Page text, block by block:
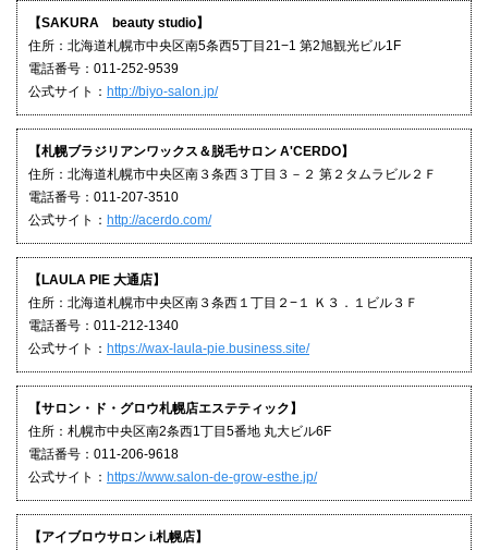
【SAKURA beauty studio】
住所：北海道札幌市中央区南5条⻄5丁⽬21−1 第2旭観光ビル1F
電話番号：011-252-9539
公式サイト： http://biyo-salon.jp/
【札幌ブラジリアンワックス＆脱毛サロン A'CERDO】
住所：北海道札幌市中央区南３条西３丁目３－２ 第２タムラビル２Ｆ
電話番号：011-207-3510
公式サイト： http://acerdo.com/
【LAULA PIE 大通店】
住所：北海道札幌市中央区南３条西１丁目２−１ Ｋ３．１ビル３Ｆ
電話番号：011-212-1340
公式サイト： https://wax-laula-pie.business.site/
【サロン・ド・グロウ札幌店エステティック】
住所：札幌市中央区南2条西1丁目5番地 丸大ビル6F
電話番号：011-206-9618
公式サイト： https://www.salon-de-grow-esthe.jp/
【アイブロウサロン i.札幌店】